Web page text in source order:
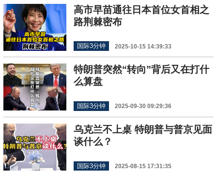
高市早苗通往日本首位女首相之
路荆棘密布
国际3分钟 2025-10-15 14:39:33
特朗普突然“转向”背后又在打什
么算盘
国际3分钟 2025-09-30 09:29:36
乌克兰不上桌 特朗普与普京见面
谈什么？
国际3分钟 2025-08-15 17:31:35